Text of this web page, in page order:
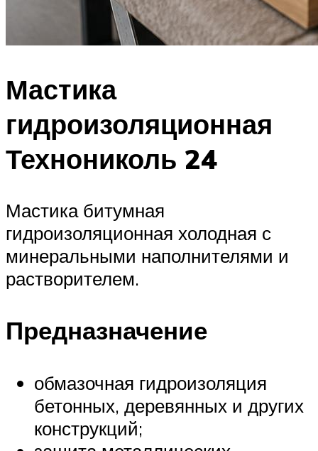
Мастика
гидроизоляционная
Технониколь 24
Мастика битумная
гидроизоляционная холодная с
минеральными наполнителями и
растворителем.
Предназначение
обмазочная гидроизоляция
бетонных, деревянных и других
конструкций;